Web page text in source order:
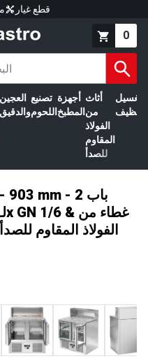
قطع غيار
0
العجين
والدقيق
تصنيع
اللحوم
أجهزة
المطبخ
أثاث
من
الفولاذ
المقاوم
للصدأ
الغسيل
الفولاذ المقاوم